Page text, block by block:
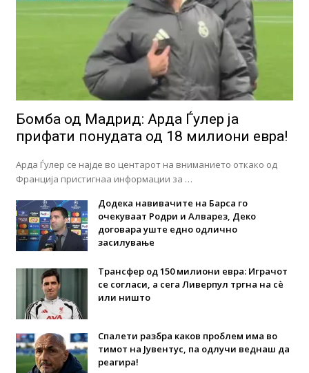
Бомба од Мадрид: Арда Ѓулер ја
прифати понудата од 18 милиони евра!
Арда Ѓулер се најде во центарот на вниманието откако од
Франција пристигнаа информации за …
Додека навивачите на Барса го
очекуваат Родри и Алварез, Деко
договара уште едно одлично
засилување
Трансфер од 150 милиони евра: Играчот
се согласи, а сега Ливерпул тргна на сè
или ништо
Спалети разбра каков проблем има во
тимот на Јувентус, па одлучи веднаш да
реагира!